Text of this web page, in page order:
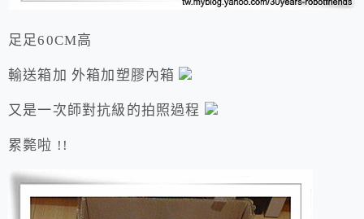
足足60CM高
輸送箱加 外箱加塑膠內箱
又是一次師對抗級的拍照過程
累斃啦 !!